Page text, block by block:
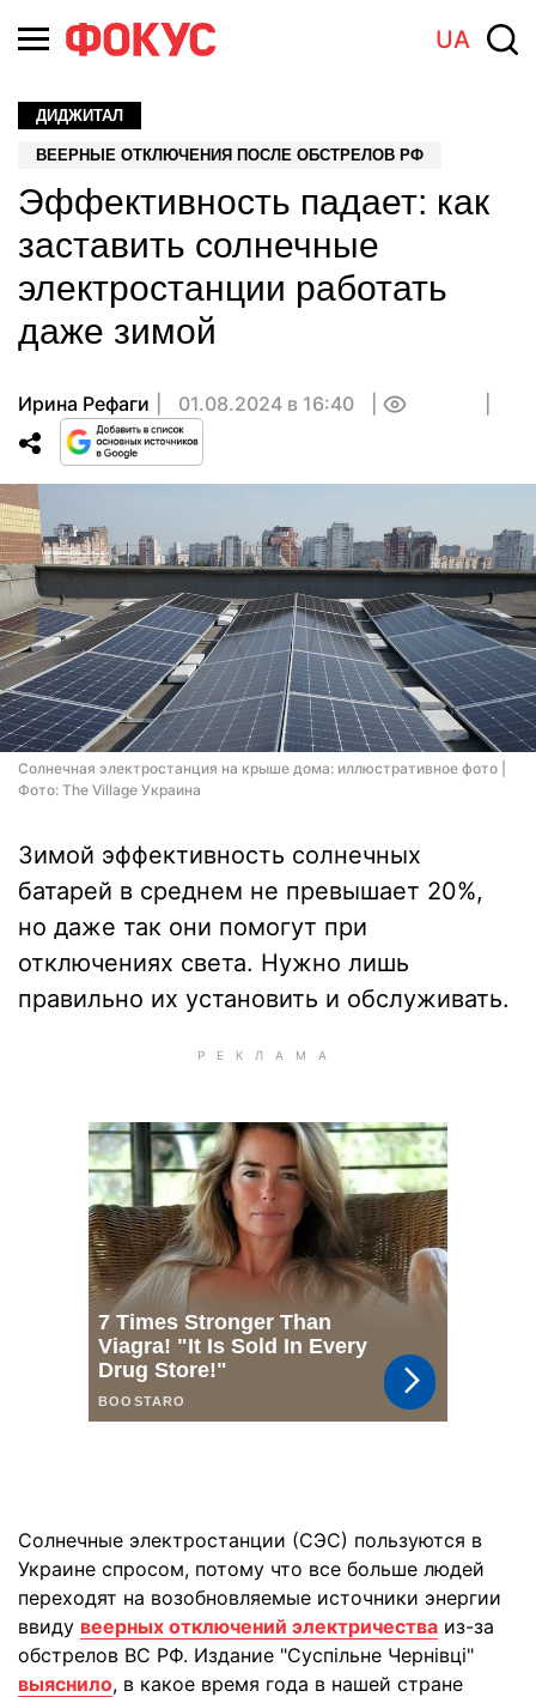
UA
ДИДЖИТАЛ
ВЕЕРНЫЕ ОТКЛЮЧЕНИЯ ПОСЛЕ ОБСТРЕЛОВ РФ
Эффективность падает: как
заставить солнечные
электростанции работать
даже зимой
Ирина Рефаги 01.08.2024 в 16:40
Солнечная электростанция на крыше дома: иллюстративное фото |
Фото: The Village Украина
Зимой эффективность солнечных
батарей в среднем не превышает 20%,
но даже так они помогут при
отключениях света. Нужно лишь
правильно их установить и обслуживать.
Солнечные электростанции (СЭС) пользуются в
Украине спросом, потому что все больше людей
переходят на возобновляемые источники энергии
ввиду веерных отключений электричества из-за
обстрелов ВС РФ. Издание "Cуспільне Чернівці"
выяснило, в какое время года в нашей стране